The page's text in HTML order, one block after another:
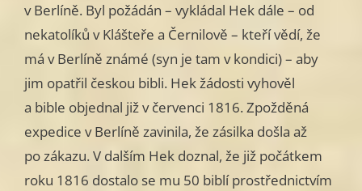
v Berlíně. Byl požádán – vykládal Hek dále – od
nekatolíků v Klášteře a Černilově – kteří vědí, že
má v Berlíně známé (syn je tam v kondici) – aby
jim opatřil českou bibli. Hek žádosti vyhověl
a bible objednal již v červenci 1816. Zpožděná
expedice v Berlíně zavinila, že zásilka došla až
po zákazu. V dalším Hek doznal, že již počátkem
roku 1816 dostalo se mu 50 biblí prostřednictvím